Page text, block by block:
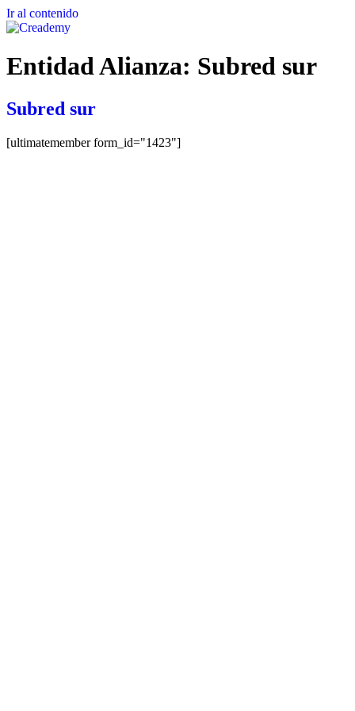
Ir al contenido
Entidad Alianza: Subred sur
Subred sur
[ultimatemember form_id="1423"]